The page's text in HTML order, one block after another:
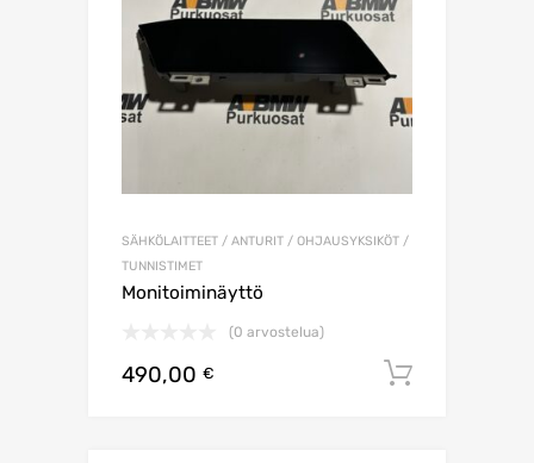
SÄHKÖLAITTEET / ANTURIT / OHJAUSYKSIKÖT /
TUNNISTIMET
Monitoiminäyttö
(0 arvostelua)
490,00 €